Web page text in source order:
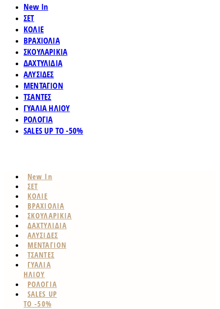
New In
ΣΕΤ
ΚΟΛΙΕ
ΒΡΑΧΙΟΛΙΑ
ΣΚΟΥΛΑΡΙΚΙΑ
ΔΑΧΤΥΛΙΔΙΑ
ΑΛΥΣΙΔΕΣ
ΜΕΝΤΑΓΙΟΝ
ΤΣΑΝΤΕΣ
ΓΥΑΛΙΑ ΗΛΙΟΥ
ΡΟΛΟΓΙΑ
SALES UP TO -50%
New In
ΣΕΤ
ΚΟΛΙΕ
ΒΡΑΧΙΟΛΙΑ
ΣΚΟΥΛΑΡΙΚΙΑ
ΔΑΧΤΥΛΙΔΙΑ
ΑΛΥΣΙΔΕΣ
ΜΕΝΤΑΓΙΟΝ
ΤΣΑΝΤΕΣ
ΓΥΑΛΙΑ
ΗΛΙΟΥ
ΡΟΛΟΓΙΑ
SALES UP
TO -50%